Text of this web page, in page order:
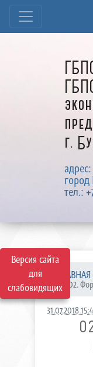
Версия сайта
для
слабовидящих
г.
город
тел.:
ГЛАВНАЯ
02.
31.07.2018